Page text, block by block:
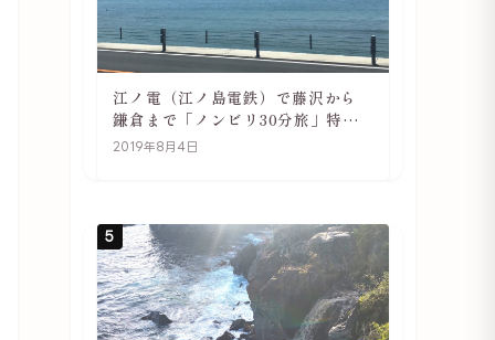
江ノ電（江ノ島電鉄）で藤沢から
鎌倉まで「ノンビリ30分旅」特徴
や駅の様子
2019年8月4日
5